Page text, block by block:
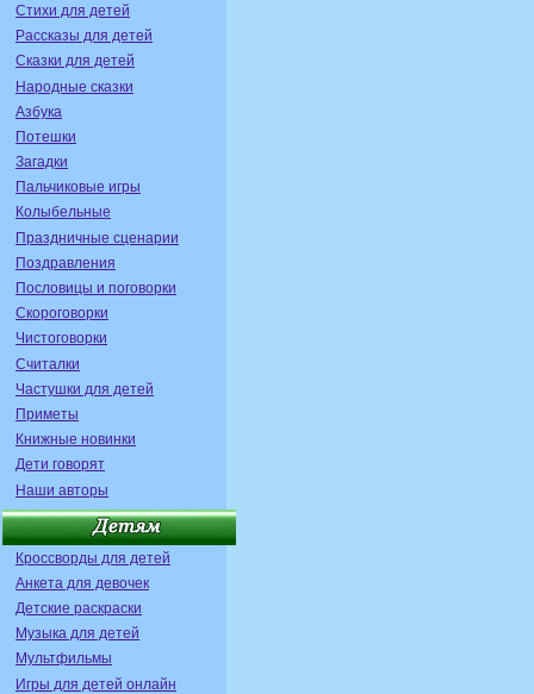
Стихи для детей
Рассказы для детей
Сказки для детей
Народные сказки
Азбука
Потешки
Загадки
Пальчиковые игры
Колыбельные
Праздничные сценарии
Поздравления
Пословицы и поговорки
Скороговорки
Чистоговорки
Считалки
Частушки для детей
Приметы
Книжные новинки
Дети говорят
Наши авторы
Кроссворды для детей
Анкета для девочек
Детские раскраски
Музыка для детей
Мультфильмы
Игры для детей онлайн